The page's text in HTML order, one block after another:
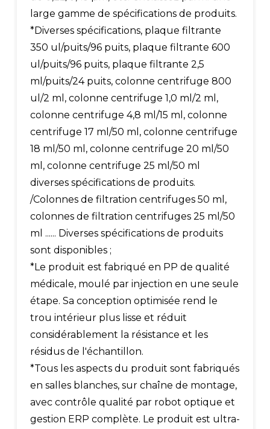
large gamme de spécifications de produits.
*Diverses spécifications, plaque filtrante
350 ul/puits/96 puits, plaque filtrante 600
ul/puits/96 puits, plaque filtrante 2,5
ml/puits/24 puits, colonne centrifuge 800
ul/2 ml, colonne centrifuge 1,0 ml/2 ml,
colonne centrifuge 4,8 ml/15 ml, colonne
centrifuge 17 ml/50 ml, colonne centrifuge
18 ml/50 ml, colonne centrifuge 20 ml/50
ml, colonne centrifuge 25 ml/50 ml
diverses spécifications de produits.
/Colonnes de filtration centrifuges 50 ml,
colonnes de filtration centrifuges 25 ml/50
ml ...... Diverses spécifications de produits
sont disponibles ;
*Le produit est fabriqué en PP de qualité
médicale, moulé par injection en une seule
étape. Sa conception optimisée rend le
trou intérieur plus lisse et réduit
considérablement la résistance et les
résidus de l'échantillon.
*Tous les aspects du produit sont fabriqués
en salles blanches, sur chaîne de montage,
avec contrôle qualité par robot optique et
gestion ERP complète. Le produit est ultra-